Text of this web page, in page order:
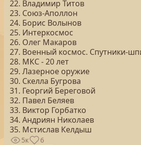
22. Владимир Титов
23. Союз-Аполлон
24. Борис Волынов
25. Интеркосмос
26. Олег Макаров
27. Военный космос. Спутники-
28. МКС - 20 лет
29. Лазерное оружие
30. Скелла Бугрова
31. Георгий Береговой
32. Павел Беляев
33. Виктор Горбатко
34. Андриян Николаев
35. Мстислав Келдыш
5к 6